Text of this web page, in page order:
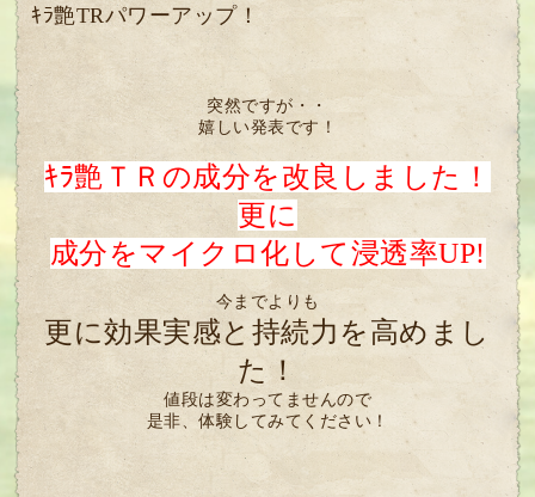
ｷﾗ艶TRパワーアップ！
突然ですが・・
嬉しい発表です！
ｷﾗ艶ＴＲの成分を改良しました！
更に
成分をマイクロ化して浸透率UP!
今までよりも
更に効果実感と持続力を高めまし
た！
値段は変わってませんので
是非、体験してみてください！